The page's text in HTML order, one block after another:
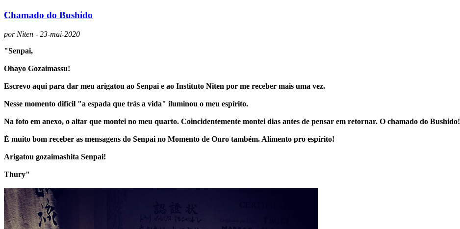
Chamado do Bushido
por Niten - 23-mai-2020
"Senpai,
Ohayo Gozaimassu!
Escrevo aqui para dar meu arigatou ao Senpai e ao Instituto Niten por me receber mais uma vez.
Nesse momento difícil "a espada que trás a vida" iluminou o meu espírito.
Na foto em anexo, o altar que montei no meu quarto. Coincidentemente montei dias antes de pensar em retornar. O chamado do Bushido!
É muito bom receber as mensagens do Senpai no Momento de Ouro também. Alimento pro espírito!
Arigatou gozaimashita Senpai!
Thury"